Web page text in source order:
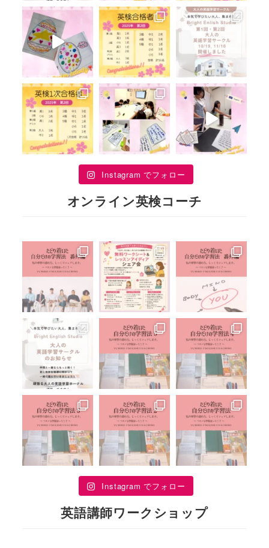
Instagram でフォロー
オンライン英検コーチ
Instagram でフォロー
英語講師ワークショップ